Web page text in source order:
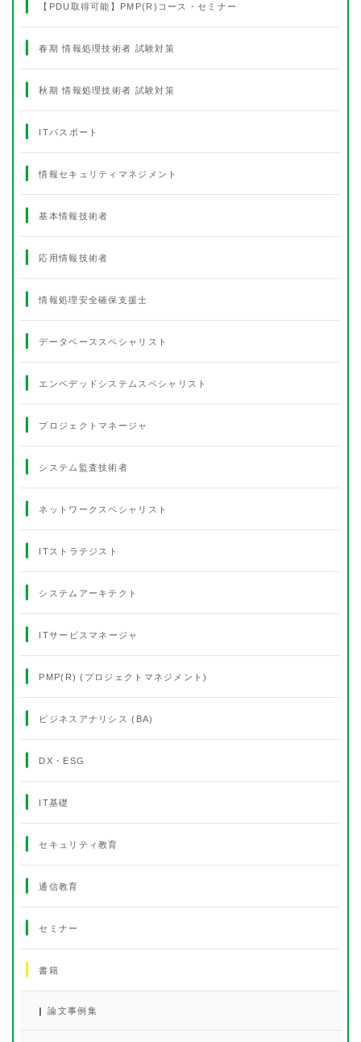
【PDU取得可能】PMP(R)コース・セミナー
春期 情報処理技術者 試験対策
秋期 情報処理技術者 試験対策
ITパスポート
情報セキュリティマネジメント
基本情報技術者
応用情報技術者
情報処理安全確保支援士
データベーススペシャリスト
エンベデッドシステムスペシャリスト
プロジェクトマネージャ
システム監査技術者
ネットワークスペシャリスト
ITストラテジスト
システムアーキテクト
ITサービスマネージャ
PMP(R) (プロジェクトマネジメント)
ビジネスアナリシス (BA)
DX・ESG
IT基礎
セキュリティ教育
通信教育
セミナー
書籍
論文事例集